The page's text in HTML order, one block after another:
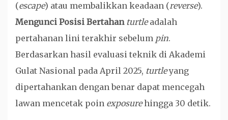
(escape) atau membalikkan keadaan (reverse).
Mengunci Posisi Bertahan turtleadalah
pertahanan lini terakhir sebelum pin.
Berdasarkan hasil evaluasi teknik di Akademi
Gulat Nasional pada April 2025, turtleyang
dipertahankan dengan benar dapat mencegah
lawan mencetak poin exposurehingga 30 detik.